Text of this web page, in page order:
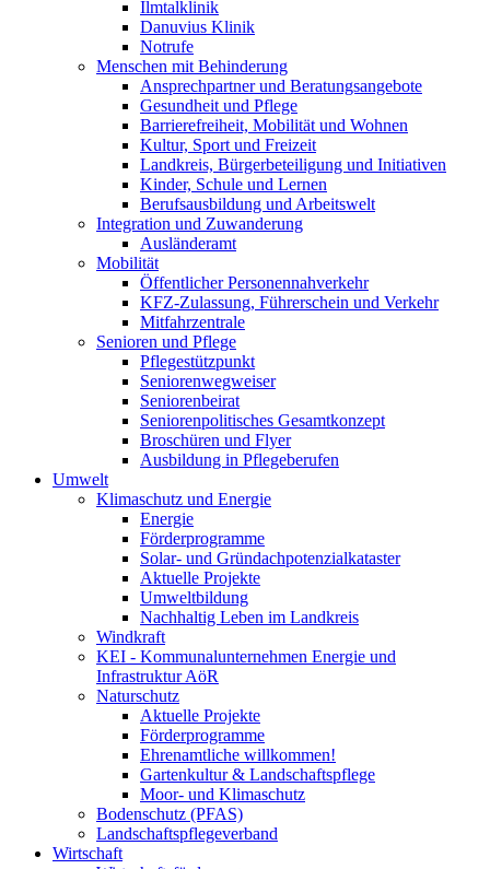
Ilmtalklinik
Danuvius Klinik
Notrufe
Menschen mit Behinderung
Ansprechpartner und Beratungsangebote
Gesundheit und Pflege
Barrierefreiheit, Mobilität und Wohnen
Kultur, Sport und Freizeit
Landkreis, Bürgerbeteiligung und Initiativen
Kinder, Schule und Lernen
Berufsausbildung und Arbeitswelt
Integration und Zuwanderung
Ausländeramt
Mobilität
Öffentlicher Personennahverkehr
KFZ-Zulassung, Führerschein und Verkehr
Mitfahrzentrale
Senioren und Pflege
Pflegestützpunkt
Seniorenwegweiser
Seniorenbeirat
Seniorenpolitisches Gesamtkonzept
Broschüren und Flyer
Ausbildung in Pflegeberufen
Umwelt
Klimaschutz und Energie
Energie
Förderprogramme
Solar- und Gründachpotenzialkataster
Aktuelle Projekte
Umweltbildung
Nachhaltig Leben im Landkreis
Windkraft
KEI - Kommunalunternehmen Energie und
Infrastruktur AöR
Naturschutz
Aktuelle Projekte
Förderprogramme
Ehrenamtliche willkommen!
Gartenkultur & Landschaftspflege
Moor- und Klimaschutz
Bodenschutz (PFAS)
Landschaftspflegeverband
Wirtschaft